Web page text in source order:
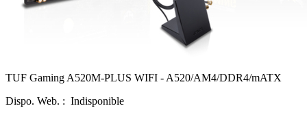
TUF Gaming A520M-PLUS WIFI - A520/AM4/DDR4/mATX
Dispo. Web. : Indisponible